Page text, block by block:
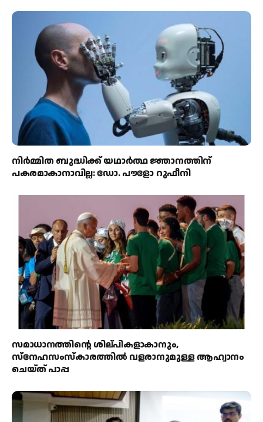
നിർമ്മിത ബുദ്ധിക്ക് യഥാർത്ഥ ജ്ഞാനത്തിന്
പകരമാകാനാവില്ല: ഡോ. പൗളോ റുഫീനി
സമാധാനത്തിന്റെ ശില്പികളാകാനും,
സ്നേഹസംസ്കാരത്തിൽ വളരാനുമുള്ള ആഹ്വാനം
ചെയ്ത് പാപ്പ